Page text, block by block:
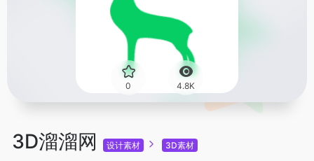
0 4.8K
3D溜溜网 设计素材 3D素材